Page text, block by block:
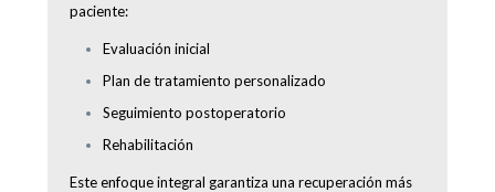
paciente:
Evaluación inicial
Plan de tratamiento personalizado
Seguimiento postoperatorio
Rehabilitación
Este enfoque integral garantiza una recuperación más